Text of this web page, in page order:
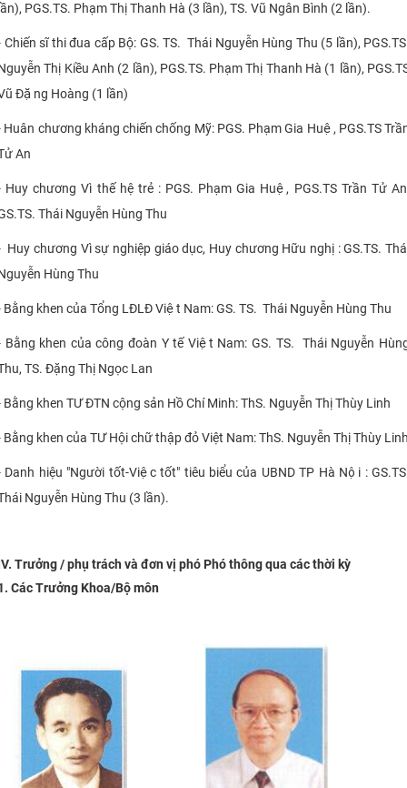
PGS.TS. Phạm Thị Thanh Hà (3 lần), TS. Vũ Ngân Bình (2 lần).
Chiến sĩ thi đua cấp Bộ: GS. TS. Thái Nguyễn Hùng Thu (5 lần),
Thị Kiều Anh (2 lần), PGS.TS. Phạm Thị Thanh Hà (1 lần),
Đặng Hoàng (1 lần)
Huân chương kháng chiến chống Mỹ: PGS. Phạm Gia Huệ, PGS.TS
An
Huy chương Vì thế hệ trẻ : PGS. Phạm Gia Huệ, PGS.TS Trần Tử
Thái Nguyễn Hùng Thu
Huy chương Vì sự nghiệp giáo dục, Huy chương Hữu nghị : GS.TS.
Hùng Thu
Bằng khen của Tổng LĐLĐ Việt Nam: GS. TS. Thái Nguyễn Hùng Thu
Bằng khen của công đoàn Y tế Việt Nam: GS. TS. Thái Nguyễn
TS. Đặng Thị Ngọc Lan
Bằng khen TƯ ĐTN cộng sản Hồ Chí Minh: ThS. Nguyễn Thị Thùy Linh
Bằng khen của TƯ Hội chữ thập đỏ Việt Nam: ThS. Nguyễn Thị Thùy
Danh hiệu "Người tốt-Việc tốt" tiêu biểu của UBND TP Hà Nội :
Nguyễn Hùng Thu (3 lần).
Trưởng / phụ trách và đơn vị phó Phó thông qua các thời kỳ
Các Trưởng Khoa/Bộ môn